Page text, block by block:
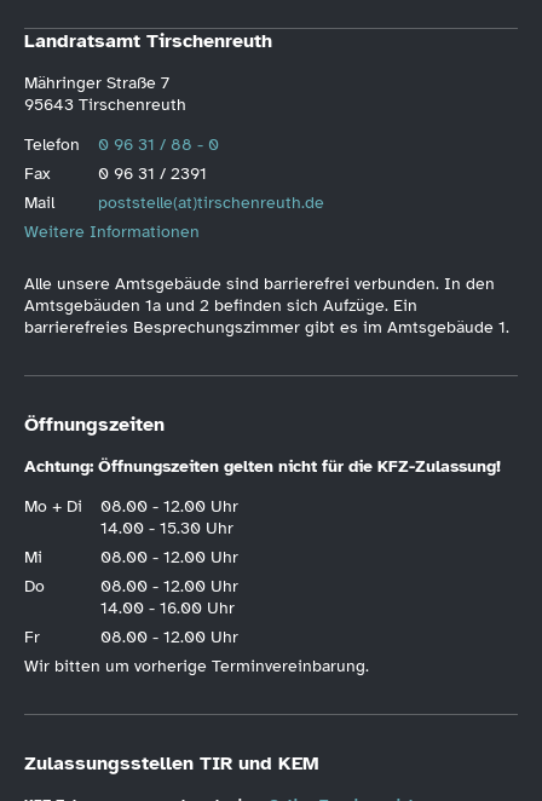
Landratsamt Tirschenreuth
Mähringer Straße 7
95643 Tirschenreuth
Telefon
0 96 31 / 88 - 0
Fax
0 96 31 / 2391
Mail
poststelle(at)tirschenreuth.de
Weitere Informationen
Alle unsere Amtsgebäude sind barrierefrei verbunden. In den
Amtsgebäuden 1a und 2 befinden sich Aufzüge. Ein
barrierefreies Besprechungszimmer gibt es im Amtsgebäude 1.
Öffnungszeiten
Achtung: Öffnungszeiten gelten nicht für die KFZ-Zulassung!
Mo + Di
08.00 - 12.00 Uhr
14.00 - 15.30 Uhr
Mi
08.00 - 12.00 Uhr
Do
08.00 - 12.00 Uhr
14.00 - 16.00 Uhr
Fr
08.00 - 12.00 Uhr
Wir bitten um vorherige Terminvereinbarung.
Zulassungsstellen TIR und KEM